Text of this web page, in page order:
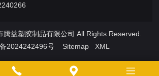
腾益塑胶制品有限公司 All Rights Reserved.
2024242496号
Sitemap XML